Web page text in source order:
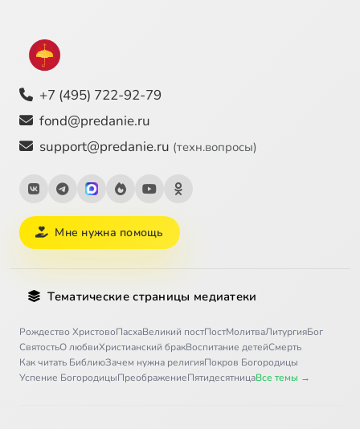
+7 (495) 722-92-79
fond@predanie.ru
support@predanie.ru (техн.вопросы)
Мне нужна помощь
Тематические страницы медиатеки
Рождество ХристовоПасхаВеликий постПостМолитваЛитургияБог
СвятостьО любвиХристианский бракВоспитание детейСмерть
Как читать БиблиюЗачем нужна религияПокров Богородицы
Успение БогородицыПреображениеПятидесятницаВсе темы →